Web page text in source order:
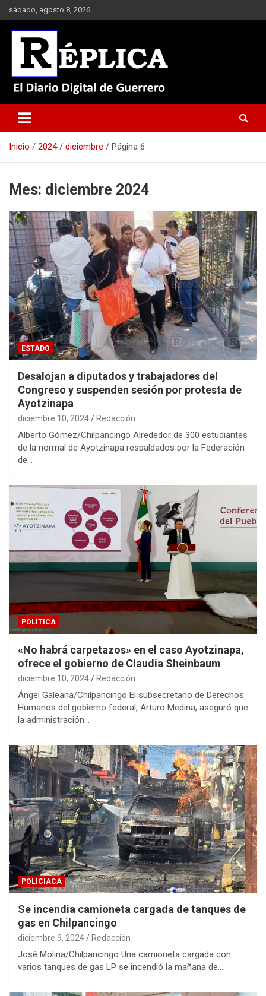
Saltar
al
contenido
sábado, agosto 8, 2026
Réplica
Inicio 2024 diciembre Página 6
Mes: diciembre 2024
ESTADO
Desalojan a diputados y trabajadores del
Congreso y suspenden sesión por protesta de
Ayotzinapa
diciembre 10, 2024 Redacción
Alberto Gómez/Chilpancingo Alrededor de 300 estudiantes
de la normal de Ayotzinapa respaldados por la Federación
de…
POLÍTICA
«No habrá carpetazos» en el caso Ayotzinapa,
ofrece el gobierno de Claudia Sheinbaum
diciembre 10, 2024 Redacción
Ángel Galeana/Chilpancingo El subsecretario de Derechos
Humanos del gobierno federal, Arturo Medina, aseguró que
la administración…
POLICIACA
Se incendia camioneta cargada de tanques de
gas en Chilpancingo
diciembre 9, 2024 Redacción
José Molina/Chilpancingo Una camioneta cargada con
varios tanques de gas LP se incendió la mañana de…